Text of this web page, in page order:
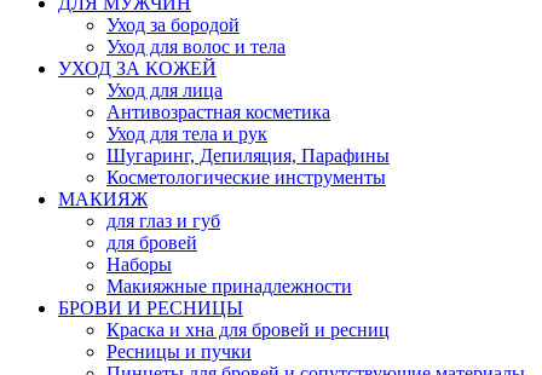
Уход за бородой
Уход для волос и тела
УХОД ЗА КОЖЕЙ
Уход для лица
Антивозрастная косметика
Уход для тела и рук
Шугаринг, Депиляция, Парафины
Косметологические инструменты
МАКИЯЖ
для глаз и губ
для бровей
Наборы
Макияжные принадлежности
БРОВИ И РЕСНИЦЫ
Краска и хна для бровей и ресниц
Ресницы и пучки